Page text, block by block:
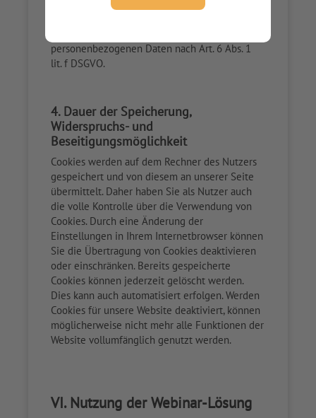
personenbezogenen Daten nach Art. 6 Abs. 1
lit. f DSGVO.
4. Dauer der Speicherung,
Widerspruchs- und
Beseitigungsmöglichkeit
Cookies werden auf dem Rechner des Nutzers
gespeichert und von diesem an unserer Seite
übermittelt. Daher haben Sie als Nutzer auch
die volle Kontrolle über die Verwendung von
Cookies. Durch eine Änderung der
Einstellungen in Ihrem Internetbrowser können
Sie die Übertragung von Cookies deaktivieren
oder einschränken. Bereits gespeicherte
Cookies können jederzeit gelöscht werden.
Dies kann auch automatisiert erfolgen. Werden
Cookies für unsere Website deaktiviert, können
möglicherweise nicht mehr alle Funktionen der
Website vollumfänglich genutzt werden.
VI. Nutzung der Webinar-Lösung